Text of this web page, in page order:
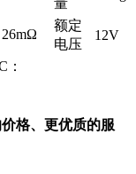
量
额定
电压
12V
：
格、更优质的服